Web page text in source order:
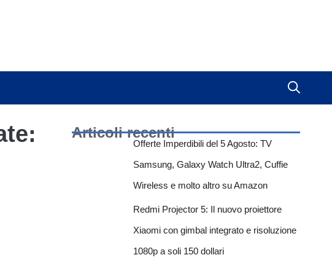
Articoli recenti
Offerte Imperdibili del 5 Agosto: TV
Samsung, Galaxy Watch Ultra2, Cuffie
Wireless e molto altro su Amazon
Redmi Projector 5: Il nuovo proiettore
Xiaomi con gimbal integrato e risoluzione
1080p a soli 150 dollari